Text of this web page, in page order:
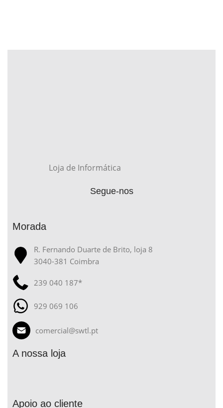
Loja de Informática
Segue-nos
Morada
R. Fernando Duarte de Brito, loja 8
3040-381 Coimbra
239 040 187*
929 069 106
comercial@swtl.pt
A nossa loja
Apoio ao cliente